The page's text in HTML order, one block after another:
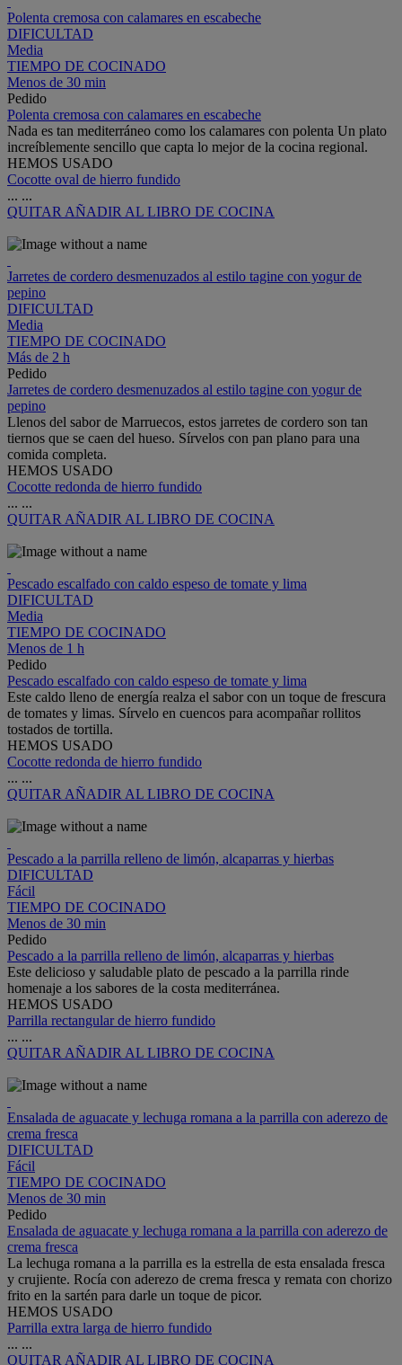
Polenta cremosa con calamares en escabeche
DIFICULTAD
Media
TIEMPO DE COCINADO
Menos de 30 min
Pedido
Polenta cremosa con calamares en escabeche
Nada es tan mediterráneo como los calamares con polenta Un plato
increíblemente sencillo que capta lo mejor de la cocina regional.
HEMOS USADO
Cocotte oval de hierro fundido
... ...
QUITAR AÑADIR AL LIBRO DE COCINA
Jarretes de cordero desmenuzados al estilo tagine con yogur de
pepino
DIFICULTAD
Media
TIEMPO DE COCINADO
Más de 2 h
Pedido
Jarretes de cordero desmenuzados al estilo tagine con yogur de
pepino
Llenos del sabor de Marruecos, estos jarretes de cordero son tan
tiernos que se caen del hueso. Sírvelos con pan plano para una
comida completa.
HEMOS USADO
Cocotte redonda de hierro fundido
... ...
QUITAR AÑADIR AL LIBRO DE COCINA
Pescado escalfado con caldo espeso de tomate y lima
DIFICULTAD
Media
TIEMPO DE COCINADO
Menos de 1 h
Pedido
Pescado escalfado con caldo espeso de tomate y lima
Este caldo lleno de energía realza el sabor con un toque de frescura
de tomates y limas. Sírvelo en cuencos para acompañar rollitos
tostados de tortilla.
HEMOS USADO
Cocotte redonda de hierro fundido
... ...
QUITAR AÑADIR AL LIBRO DE COCINA
Pescado a la parrilla relleno de limón, alcaparras y hierbas
DIFICULTAD
Fácil
TIEMPO DE COCINADO
Menos de 30 min
Pedido
Pescado a la parrilla relleno de limón, alcaparras y hierbas
Este delicioso y saludable plato de pescado a la parrilla rinde
homenaje a los sabores de la costa mediterránea.
HEMOS USADO
Parrilla rectangular de hierro fundido
... ...
QUITAR AÑADIR AL LIBRO DE COCINA
Ensalada de aguacate y lechuga romana a la parrilla con aderezo de
crema fresca
DIFICULTAD
Fácil
TIEMPO DE COCINADO
Menos de 30 min
Pedido
Ensalada de aguacate y lechuga romana a la parrilla con aderezo de
crema fresca
La lechuga romana a la parrilla es la estrella de esta ensalada fresca
y crujiente. Rocía con aderezo de crema fresca y remata con chorizo
frito en la sartén para darle un toque de picor.
HEMOS USADO
Parrilla extra larga de hierro fundido
... ...
QUITAR AÑADIR AL LIBRO DE COCINA